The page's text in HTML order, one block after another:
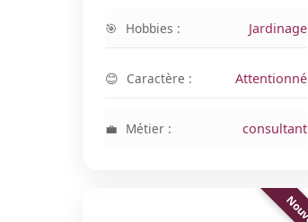
Hobbies : Jardinage
Caractère : Attentionné
Métier : consultant